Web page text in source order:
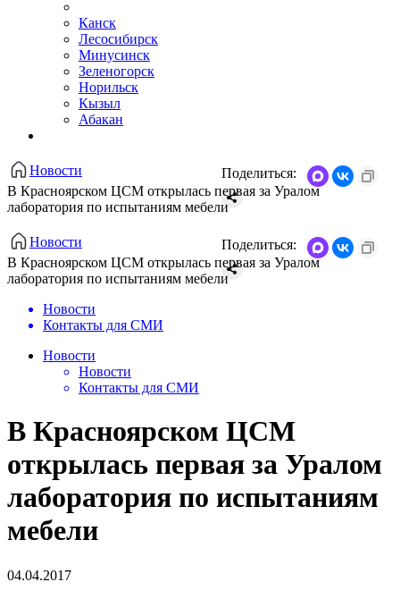
Канск
Лесосибирск
Минусинск
Зеленогорск
Норильск
Кызыл
Абакан
Новости
В Красноярском ЦСМ открылась первая за Уралом
лаборатория по испытаниям мебели
Поделиться:
Новости
В Красноярском ЦСМ открылась первая за Уралом
лаборатория по испытаниям мебели
Поделиться:
Новости
Контакты для СМИ
Новости
Новости
Контакты для СМИ
В Красноярском ЦСМ
открылась первая за Уралом
лаборатория по испытаниям
мебели
04.04.2017